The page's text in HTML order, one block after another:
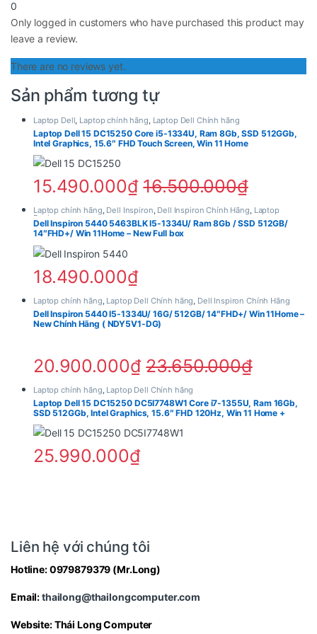
Đây là lợi thế lớn đối với người thường xuyên làm việc
đa nhiệm hoặc sử dụng laptop trong thời gian dài liên
tục.
SSD 1TB – Không gian lưu trữ rộng rãi
Ổ cứng SSD dung lượng 1TB mang đến không gian lưu
trữ cực kỳ thoải mái cho tài liệu, hình ảnh, video và
phần mềm. Người dùng không cần quá lo lắng về việc
đầy bộ nhớ sau thời gian dài sử dụng.
Ngoài dung lượng lớn, SSD còn giúp:
Khởi động Windows cực nhanh
Mở ứng dụng gần như tức thì
Sao chép dữ liệu tốc độ cao
dung, SSD 1TB là một điểm cộng rất đáng giá.
tốc đồ họa hiệu quả
Một trong những điểm nổi bật nhất của
DC6C7557W1chính là card đồ họa rời Nvidia GeForce
MX570A 2GB. Đây là giải pháp phù hợp cho người cần
hiệu năng đồ họa tốt hơn laptop chỉ dùng card
onboard.
Thiết kế 2D
Dựng video Full HD
Chơi game eSports
Render nhẹ
0
Only logged in customers who have purchased this product may
leave a review.
There are no reviews yet.
Sản phẩm tương tự
Laptop Dell, Laptop chính hãng, Laptop Dell Chính hãng
Laptop Dell 15 DC15250 Core i5-1334U, Ram 8Gb, SSD 512GGb,
Intel Graphics, 15.6″ FHD Touch Screen, Win 11 Home
15.490.000₫ 16.500.000₫
Laptop chính hãng, Dell Inspiron, Dell Inspiron Chính Hãng, Laptop
Business
Dell Inspiron 5440 5463BLK I5-1334U/ Ram 8Gb / SSD 512GB/
14″FHD+/ Win 11Home – New Full box
18.490.000₫
Laptop chính hãng, Laptop Dell Chính hãng, Dell Inspiron Chính Hãng
Dell Inspiron 5440 I5-1334U/ 16G/ 512GB/ 14″FHD+/ Win 11Home –
New Chính Hãng ( NDY5V1-DG)
20.900.000₫ 23.650.000₫
Laptop chính hãng Laptop Dell Chính hãng
Laptop Dell 15 DC15250 DC5I7748W1 Core i7-1355U, Ram 16Gb,
SSD 512GGb, Intel Graphics, 15.6″ FHD 120Hz, Win 11 Home +
OfficeH24+365
25.990.000₫
Liên hệ với chúng tôi
Hotline:0979879379 (Mr.Long)
Email:thailong@thailongcomputer.com
Website:Thái Long Computer